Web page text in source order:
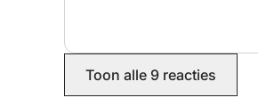
Toon alle 9 reacties